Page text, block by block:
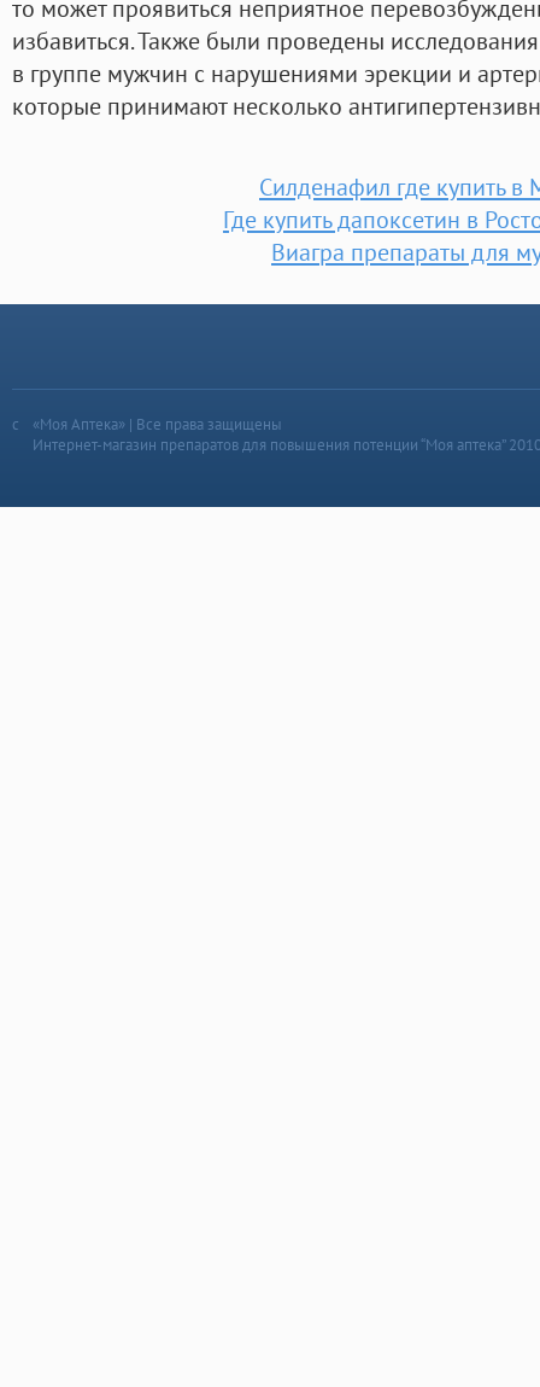
то может проявиться неприятное
избавиться. Также были проведены
в группе мужчин с нарушениями эрекции и
которые принимают несколько
Силденафил где купить в
Где купить дапоксетин в
Виагра препараты для
«Моя Аптека» | Все права защищены
Интернет-магазин препаратов для повышения потенции “Моя аптека”